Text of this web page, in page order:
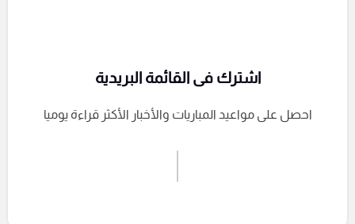
إرسال تعليق
اشترك فى القائمة البريدية
احصل على مواعيد المباريات والأخبار الأكثر قراءة يوميا